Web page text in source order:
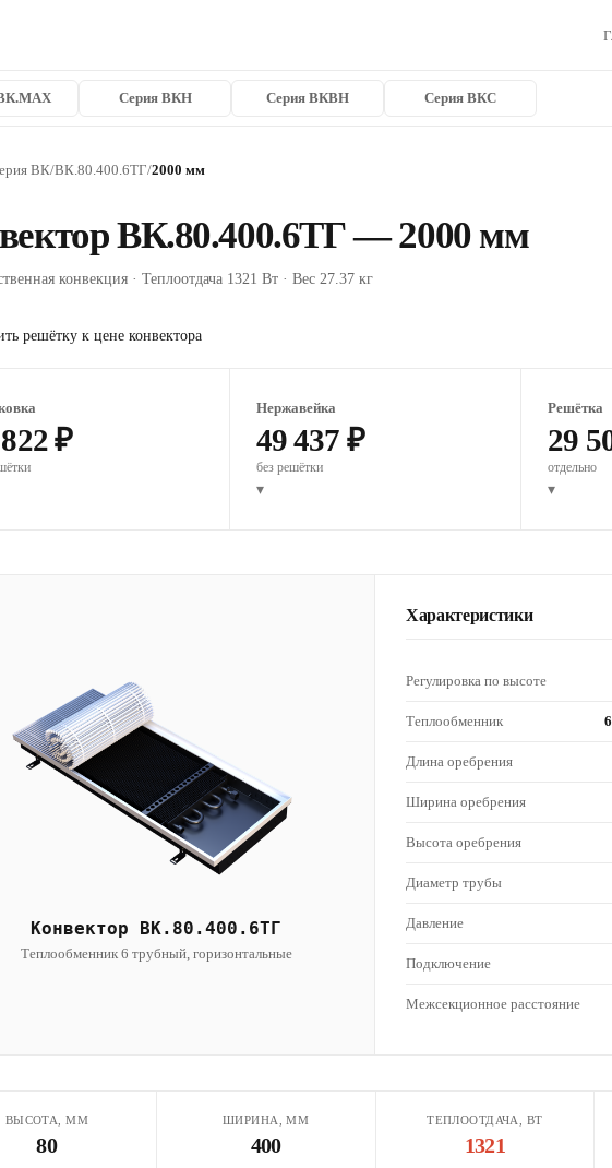
Серия ВКН Серия ВКВН Серия ВКС
ВК/ВК.80.400.6ТГ/2000 мм
ВК.80.400.6ТГ — 2000 мм
конвекция · Теплоотдача 1321 Вт · Вес 27.37 кг
решётку к цене конвектора
₽
Нержавейка
49 437 ₽
без решётки
▾
Решётка
29
отдельно
▾
Конвектор ВК.80.400.6ТГ
Теплообменник 6 трубный, горизонтальные
Характеристики
Регулировка по высоте
Теплообменник
Длина оребрения
Ширина оребрения
Высота оребрения
Диаметр трубы
Давление
Подключение
Межсекционное расстояние
ВЫСОТА, ММ
80
ШИРИНА, ММ
400
ТЕПЛООТДАЧА, ВТ
1321